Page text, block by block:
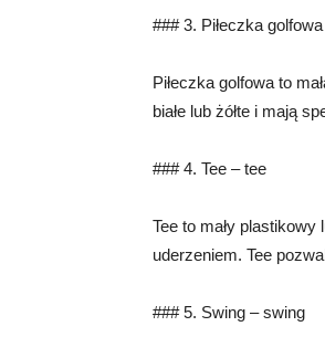
### 3. Piłeczka
Piłeczka golfowa to
białe lub żółte i mają
### 4. Tee – tee
Tee to mały
uderzeniem. Tee
### 5. Swing – swing